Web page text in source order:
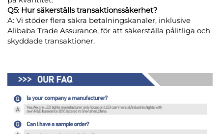
Q5: Hur säkerställs transaktionssäkerhet?
A: Vi stöder flera säkra betalningskanaler, inklusive
Alibaba Trade Assurance, för att säkerställa pålitliga och
skyddade transaktioner.